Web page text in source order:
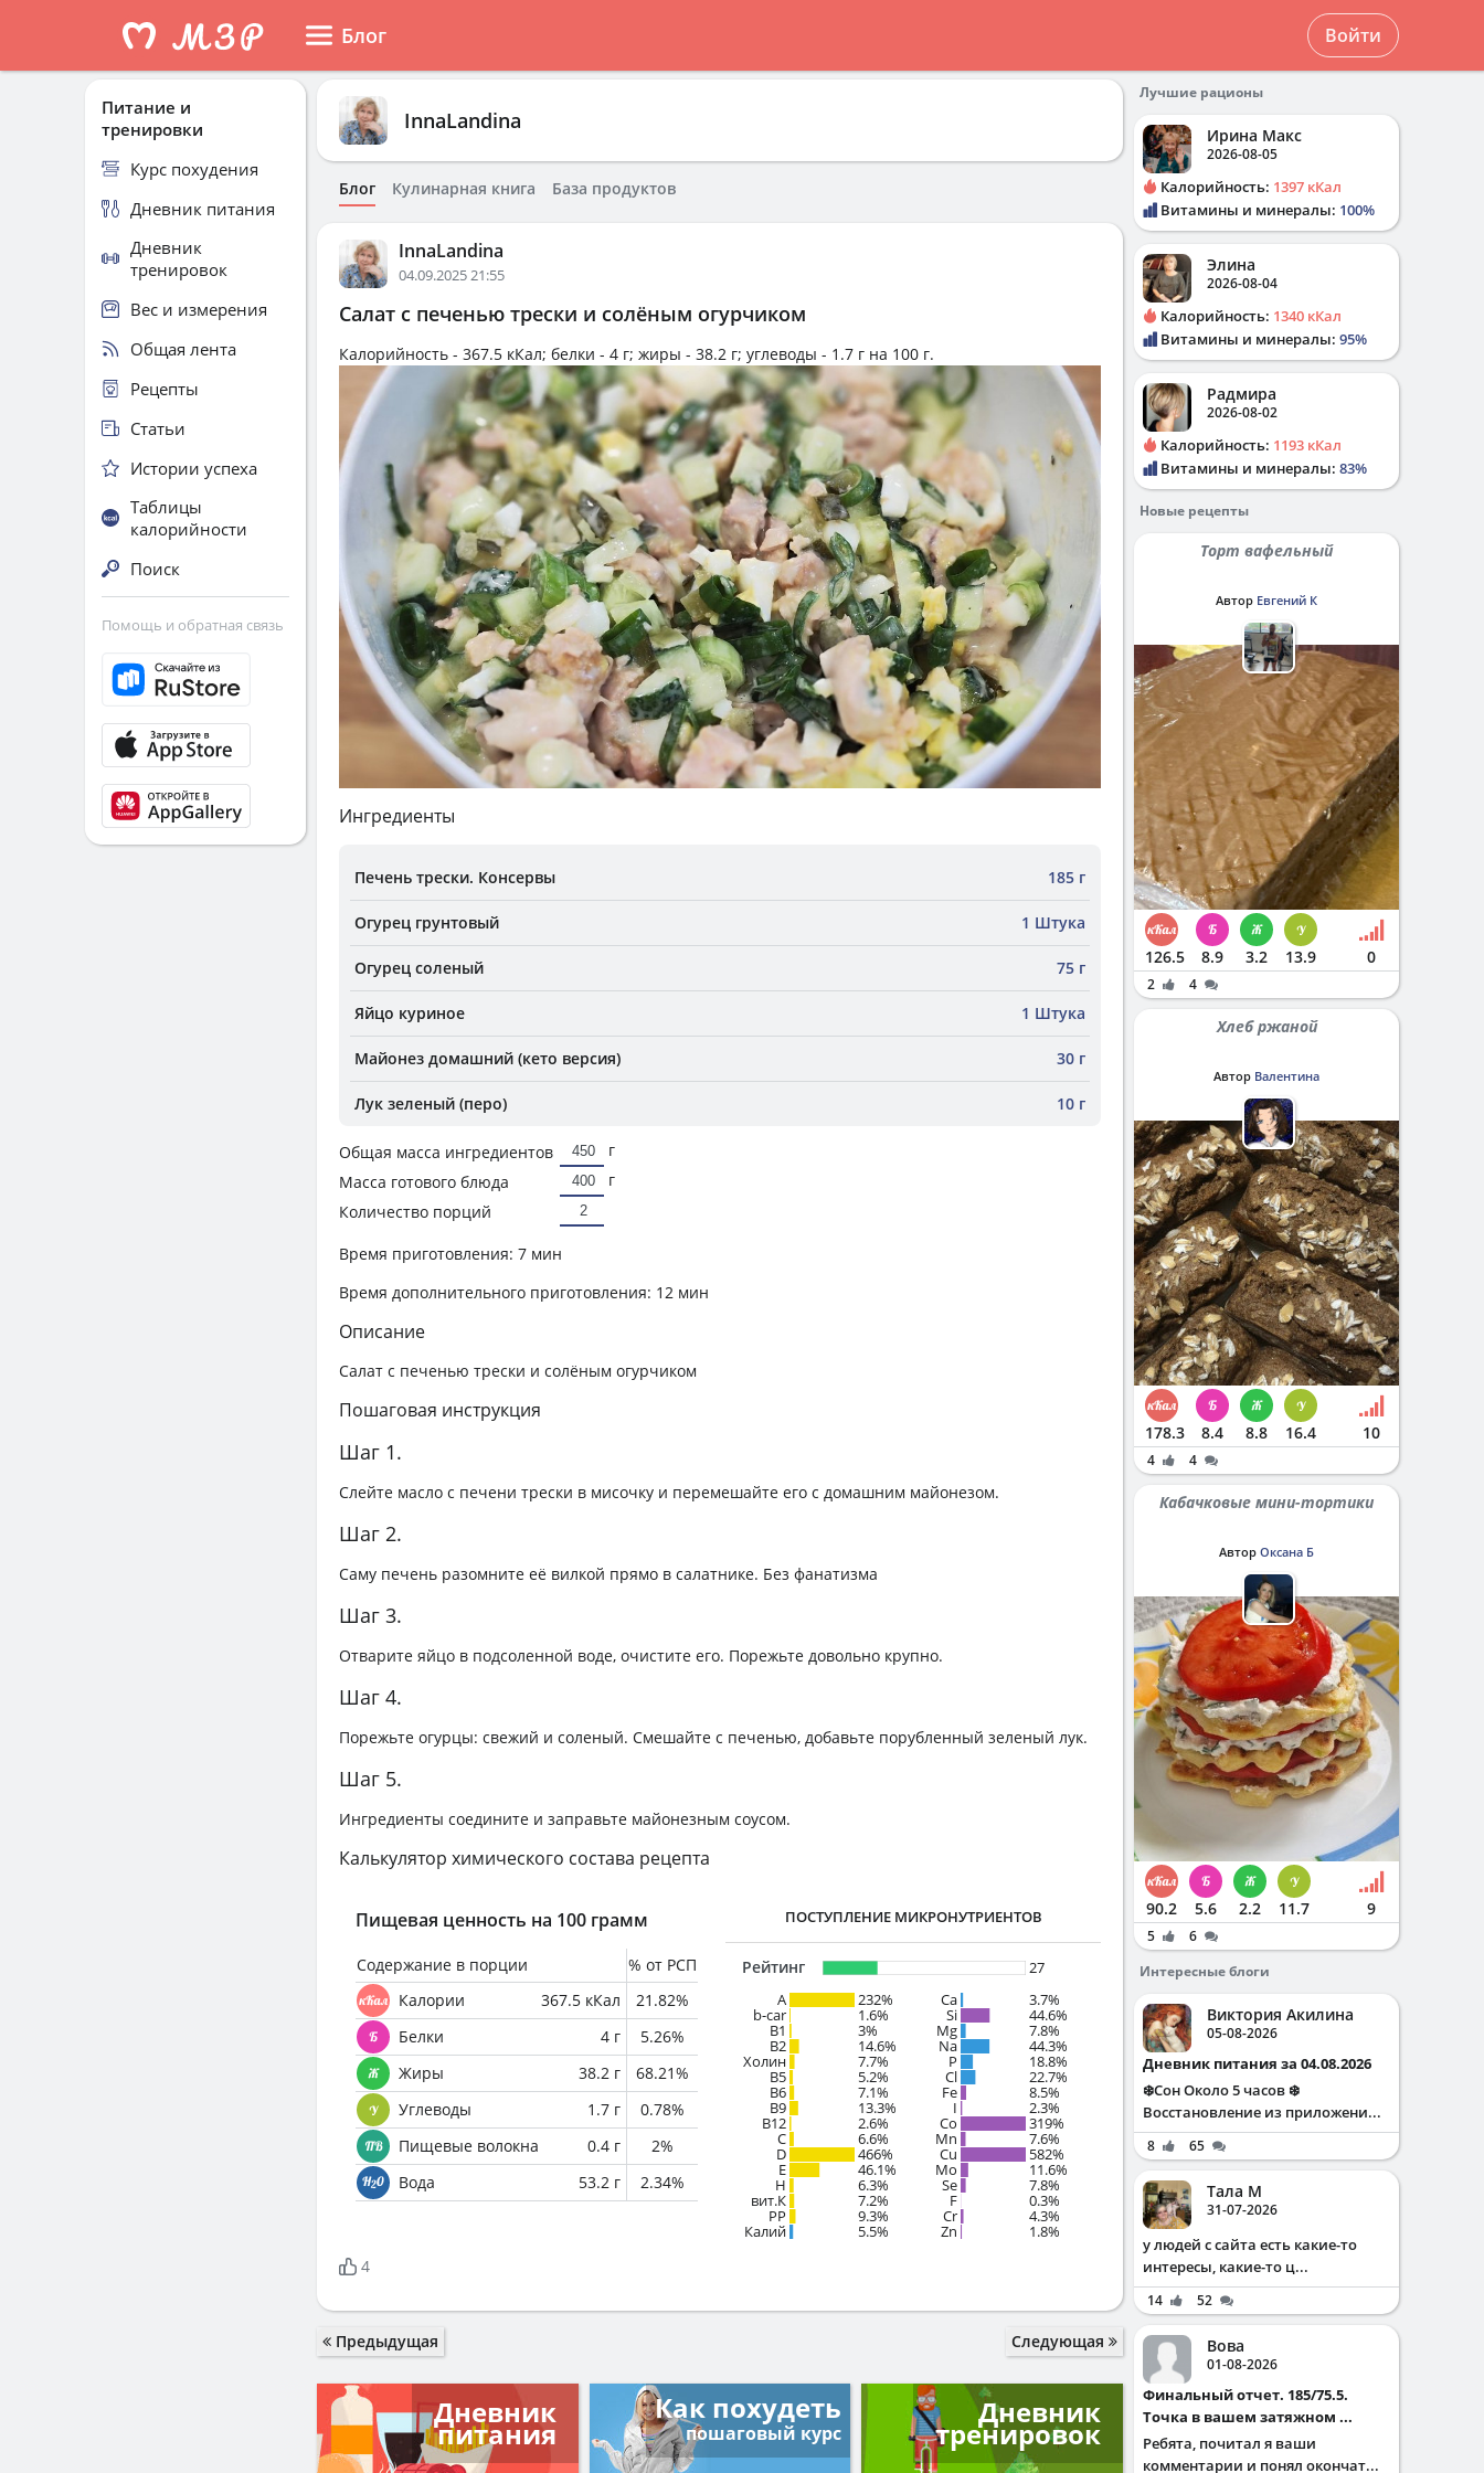
Блог Войти
InnaLandina
Блог Кулинарная книга База продуктов
InnaLandina
04.09.2025 21:55
Салат с печенью трески и солёным огурчиком
Калорийность - 367.5 кКал; белки - 4 г; жиры - 38.2 г; углеводы - 1.7 г на 100 г.
Ингредиенты
Печень трески. Консервы 185 г
Огурец грунтовый 1 Штука
Огурец соленый 75 г
Яйцо куриное 1 Штука
Майонез домашний (кето версия) 30 г
Лук зеленый (перо) 10 г
Общая масса ингредиентов
г
Масса готового блюда
г
Количество порций
Время приготовления: 7 мин
Время дополнительного приготовления: 12 мин
Описание
Салат с печенью трески и солёным огурчиком
Пошаговая инструкция
Шаг 1.
Слейте масло с печени трески в мисочку и перемешайте его с домашним майонезом.
Шаг 2.
Саму печень разомните её вилкой прямо в салатнике. Без фанатизма
Шаг 3.
Отварите яйцо в подсоленной воде, очистите его. Порежьте довольно крупно.
Шаг 4.
Порежьте огурцы: свежий и соленый. Смешайте с печенью, добавьте порубленный зеленый лук.
Шаг 5.
Ингредиенты соедините и заправьте майонезным соусом.
Калькулятор химического состава рецепта
Пищевая ценность на 100 грамм
Содержание в порции
% от РСП
Калории
367.5 кКал
21.82%
Белки
4 г
5.26%
Жиры
38.2 г
68.21%
Углеводы
1.7 г
0.78%
Пищевые волокна
0.4 г
2%
Вода
53.2 г 2.34%
ПОСТУПЛЕНИЕ МИКРОНУТРИЕНТОВ
Рейтинг
27
A
232%
b-car 1.6%
В1 3%
B2 14.6%
Холин 7.7%
B5 5.2%
B6 7.1%
B9 13.3%
B12 2.6%
C 6.6%
D 466%
E 46.1%
H 6.3%
вит.К 7.2%
PP 9.3%
Калий 5.5%
Ca 3.7%
Si 44.6%
Mg 7.8%
Na 44.3%
P 18.8%
Cl 22.7%
Fe 8.5%
I 2.3%
Co 319%
Mn 7.6%
Cu 582%
Mo 11.6%
Se 7.8%
F 0.3%
Cr 4.3%
Zn 1.8%
4
Предыдущая Следующая
Дневник
питания
Как похудеть
пошаговый курс
Дневник
тренировок
Питание и
тренировки
Курс похудения
Дневник питания
Дневник
тренировок
Вес и измерения
Общая лента
Рецепты
Статьи
Истории успеха
Таблицы
калорийности
Поиск
Помощь и обратная связь
Лучшие рационы
Ирина Макс
2026-08-05
Калорийность: 1397 кКал
Витамины и минералы: 100%
Элина
2026-08-04
Калорийность: 1340 кКал
Витамины и минералы: 95%
Радмира
2026-08-02
Калорийность: 1193 кКал
Витамины и минералы: 83%
Новые рецепты
Торт вафельный
Автор Евгений К
126.5 8.9 3.2 13.9 0
2 4
Хлеб ржаной
Автор Валентина
178.3 8.4 8.8 16.4 10
4 4
Кабачковые мини-тортики
Автор Оксана Б
90.2 5.6 2.2 11.7 9
5
6
Интересные блоги
Виктория Акилина
05-08-2026
Дневник питания за 04.08.2026
❄️Сон Около 5 часов ❄️
Восстановление из приложени...
8 65
Тала М
31-07-2026
у людей с сайта есть какие-то
интересы, какие-то ц...
14 52
Вова
01-08-2026
Финальный отчет. 185/75.5.
Точка в вашем затяжном ...
Ребята, почитал я ваши
комментарии и понял окончат...